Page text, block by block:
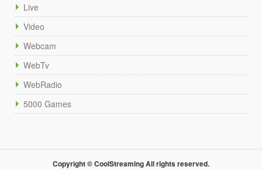
Live
Video
Webcam
WebTv
WebRadio
5000 Games
Copyright © CoolStreaming All rights reserved.